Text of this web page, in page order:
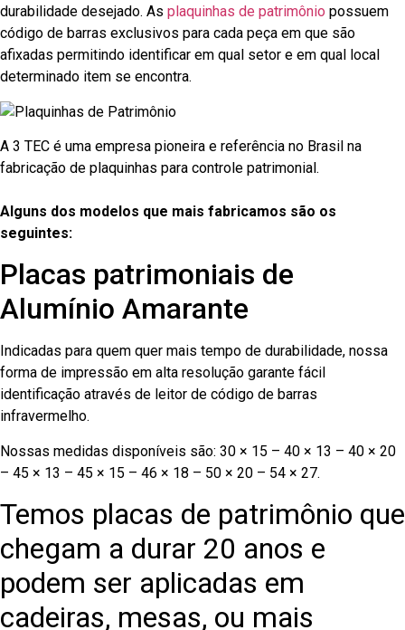
durabilidade desejado. As plaquinhas de patrimônio possuem
código de barras exclusivos para cada peça em que são
afixadas permitindo identificar em qual setor e em qual local
determinado item se encontra.
A 3 TEC é uma empresa pioneira e referência no Brasil na
fabricação de plaquinhas para controle patrimonial.
Alguns dos modelos que mais fabricamos são os
seguintes:
Placas patrimoniais de
Alumínio Amarante
Indicadas para quem quer mais tempo de durabilidade, nossa
forma de impressão em alta resolução garante fácil
identificação através de leitor de código de barras
infravermelho.
Nossas medidas disponíveis são: 30 × 15 – 40 × 13 – 40 × 20
– 45 × 13 – 45 × 15 – 46 × 18 – 50 × 20 – 54 × 27.
Temos placas de patrimônio que
chegam a durar 20 anos e
podem ser aplicadas em
cadeiras, mesas, ou mais